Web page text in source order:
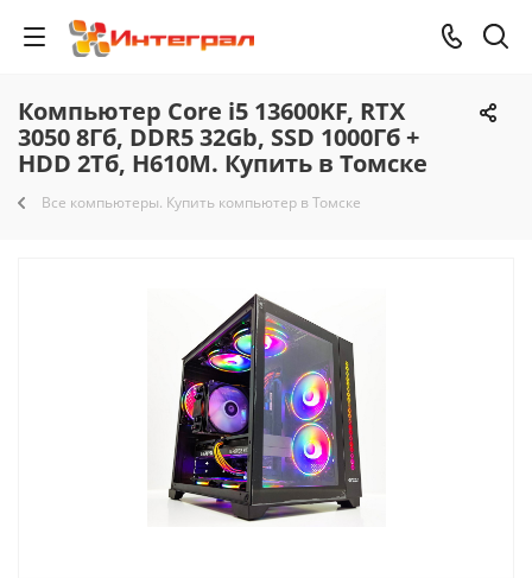
Компьютер Core i5 13600KF, RTX
3050 8Гб, DDR5 32Gb, SSD 1000Гб +
HDD 2Тб, H610M. Купить в Томске
Все компьютеры. Купить компьютер в Томске